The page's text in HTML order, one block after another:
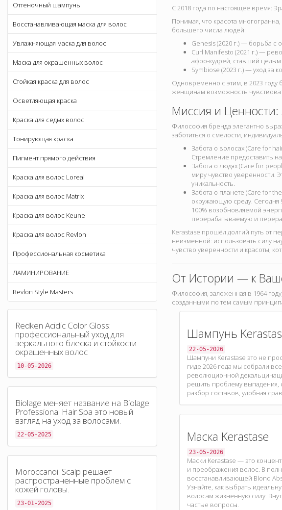
Оттеночный шампунь
Восстанавливающая маска для волос
Увлажняющая маска для волос
Маска для окрашенных волос
Стойкая краска для волос
Осветляющая краска
Краска для седых волос
Тонирующая краска
Пигмент прямого действия
Краска для волос Loreal
Краска для волос Matrix
Краска для волос Keune
Краска для волос Revlon
Профессиональная косметика
ЛАМИНИРОВАНИЕ
Revlon Style Masters
Redken Acidic Color Gloss:
профессиональный уход для
зеркального блеска и стойкости
окрашенных волос
10-05-2026
Biolage меняет название на Biolage
Professional Hair Spa это новый
взгляд на уход за волосами.
22-05-2025
Moroccanoil Scalp решает
распространенные проблем с
кожей головы.
23-01-2025
С 2018 года по настоящее время:
Понимая, что красота
большего числа людей:
Genesis (2020 г.) — борьба
Curl Manifesto (2021 г.) —
афро-кудрей, ставший
Symbiose (2023 г.) — уход
Одновременно с этим, в 2023
женщинам возможность
Миссия и Ценности:
Философия бренда элегантно
заботиться о смелости,
Забота о волосах (Care for
Стремление предоставить
Забота о людях (Care for
миру чувство уверенности.
уникальность.
Забота о планете (Care for
окружающую среду. Сегодня
100% возобновляемой
перерабатываемую и
Kerastase прошёл долгий путь от
неизменной: использовать силу
чувство уверенности и красоты,
От Истории — к
Философия, заложенная в 1964
созданными по тем самым
Шампунь
22-05-2026
Шампуни Kerastase это не
гиде 2026 года мы собрали
революционной
решить проблему выпадения,
разбор составов, удобная
Маска Kerastase
23-05-2026
Маски Kerastase — это
и преображения волос. В
восстанавливающей Blond
Узнайте, как выбрать
волосам жизненную силу.
частые вопросы.